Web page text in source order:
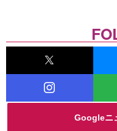
Googleニ